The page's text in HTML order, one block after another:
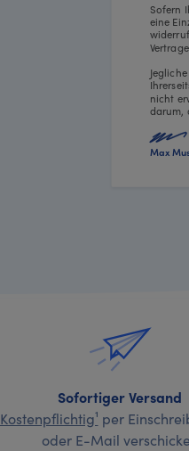
Sofern
eine
nicht
darum,
Max
Sofortiger Versand
Kostenpflichtig¹ per
oder E-Mail